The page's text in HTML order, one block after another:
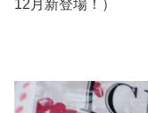
12月新登場！）